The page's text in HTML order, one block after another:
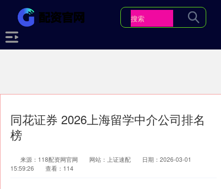
同花证券 2026上海留学中介公司排名
榜
来源：118配资网官网 网站：上证速配
日期：2026-03-01
15:59:26
查看：114